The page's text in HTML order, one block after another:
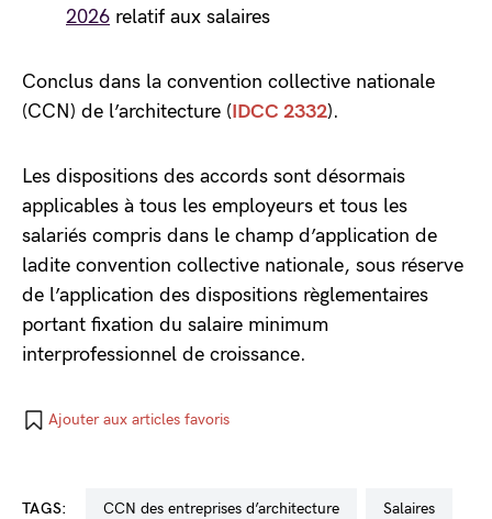
2026 relatif aux salaires
Conclus dans la convention collective nationale
(CCN) de l’architecture (IDCC 2332).
Les dispositions des accords sont désormais
applicables à tous les employeurs et tous les
salariés compris dans le champ d’application de
ladite convention collective nationale, sous réserve
de l’application des dispositions règlementaires
portant fixation du salaire minimum
interprofessionnel de croissance.
Ajouter aux articles favoris
TAGS: CCN des entreprises d’architecture salaires